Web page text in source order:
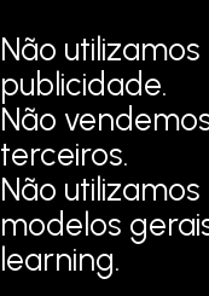
Não
publicidade.
Não
terceiros.
Não
modelos
learning.